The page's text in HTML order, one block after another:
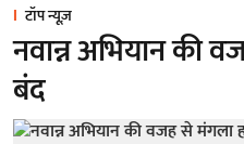
टॉप न्यूज़
नवान्न अभियान की
बंद